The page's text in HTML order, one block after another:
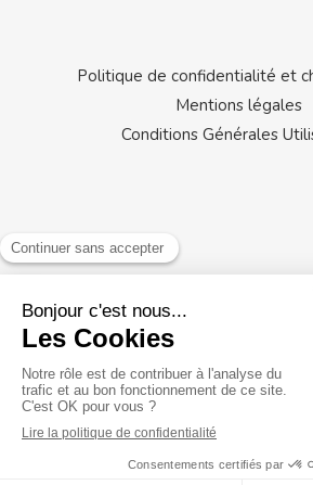
Politique de confidentialité et
Mentions légales
Conditions Générales
Rechercher